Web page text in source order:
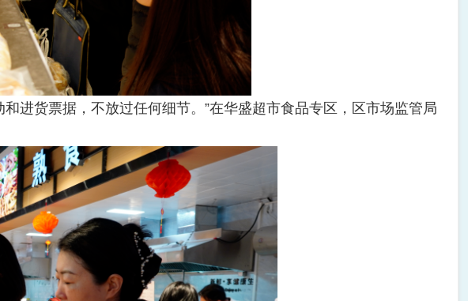
货票据，不放过任何细节。”在华盛超市食品专区，区市场监管局